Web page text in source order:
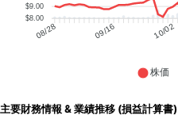
$9.00
$8.00
08/28 09/16 10/02
株価
主要財務情報 & 業績推移 (損益計算書)